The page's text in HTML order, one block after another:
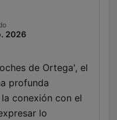
2026
de Ortega', el
profunda
conexión con el
lo